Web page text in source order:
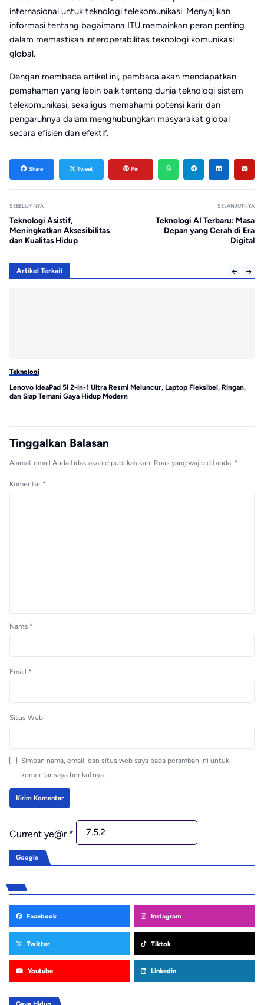
internasional untuk teknologi telekomunikasi. Menyajikan
informasi tentang bagaimana ITU memainkan peran penting
dalam memastikan interoperabilitas teknologi komunikasi
global.
Dengan membaca artikel ini, pembaca akan mendapatkan
pemahaman yang lebih baik tentang dunia teknologi sistem
telekomunikasi, sekaligus memahami potensi karir dan
pengaruhnya dalam menghubungkan masyarakat global
secara efisien dan efektif.
Share Tweet Pin
SEBELUMNYA
Teknologi Asistif,
Meningkatkan Aksesibilitas
dan Kualitas Hidup
SELANJUTNYA
Teknologi AI Terbaru: Masa
Depan yang Cerah di Era
Digital
Artikel Terkait
Teknologi
Lenovo IdeaPad 5i 2-in-1 Ultra Resmi Meluncur, Laptop Fleksibel, Ringan,
dan Siap Temani Gaya Hidup Modern
Tinggalkan Balasan
Alamat email Anda tidak akan dipublikasikan. Ruas yang wajib ditandai *
Komentar *
Nama *
Email *
Situs Web
Simpan nama, email, dan situs web saya pada peramban ini untuk
komentar saya berikutnya.
Current ye@r *
Google
Facebook Instagram
Twitter Tiktok
Youtube Linkedin